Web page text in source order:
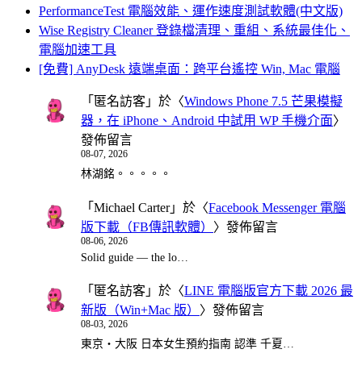
PerformanceTest 電腦效能、運作速度測試軟體(中文版)
Wise Registry Cleaner 登錄檔清理、重組、系統最佳化、
電腦加速工具
[免費] AnyDesk 遠端桌面：跨平台遙控 Win, Mac 電腦
「 匿名訪客 」於〈Windows Phone 7.5 芒果模擬
器，在 iPhone、Android 中試用 WP 手機介面〉
發佈留言
08-07, 2026
林湖銘。。。。。
「 Michael Carter」於〈Facebook Messenger 電腦
版下載（FB傳訊軟體） 〉發佈留言
08-06, 2026
Solid guide — the lo…
「 匿名訪客 」於〈LINE 電腦版官方下載 2026 最
新版（Win+Mac 版） 〉發佈留言
08-03, 2026
東京・大阪 日本女生預約指南 認準 千夏…